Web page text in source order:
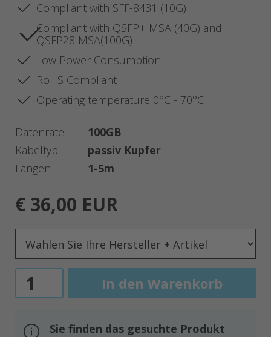
Compliant with SFF-8431 (10G)
Compliant with QSFP+ MSA (40G) and
QSFP28 MSA(100G)
Low Power Consumption
RoHS Compliant
Operating temperature 0°C - 70°C
Datenrate
100GB
Kabeltyp
passiv Kupfer
Längen
1-5m
€ 36,00 EUR
Sie finden das gesuchte Produkt